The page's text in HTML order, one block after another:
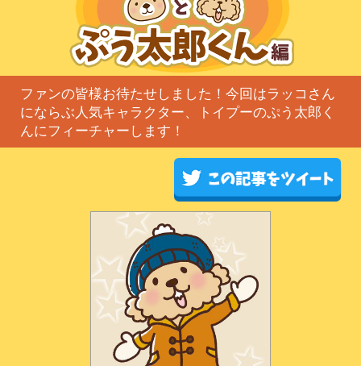
ファンの皆様お待たせしました！今回はラッコさん
にならぶ人気キャラクター、トイプーのぷう太郎く
んにフィーチャーします！